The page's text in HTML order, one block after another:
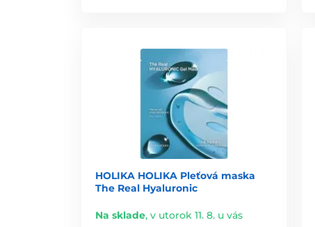
, ktoré pripravia pleť na vstrebávanie.
bez vzduchových bubliniek.
, nie dlhšie ako odporúča výrobca.
viesť k tomu, že maska začne vysychať a odvádzať vlhkosť späť
HOLIKA HOLIKA Pleťová maska
The Real Hyaluronic
Na sklade, v utorok 11. 8. u vás